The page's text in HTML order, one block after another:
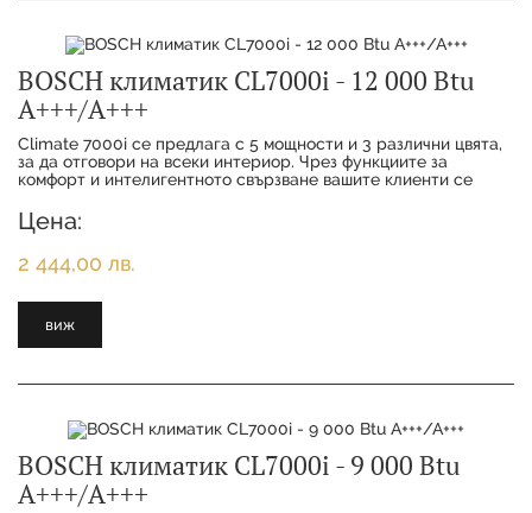
BOSCH климатик CL7000i - 12 000 Btu
А+++/А+++
Climate 7000i се предлага с 5 мощности и 3 различни цвята,
за да отговори на всеки интериор. Чрез функциите за
комфорт и интелигентното свързване вашите клиенти се
Цена:
2 444,00 лв.
виж
BOSCH климатик CL7000i - 9 000 Btu
А+++/А+++